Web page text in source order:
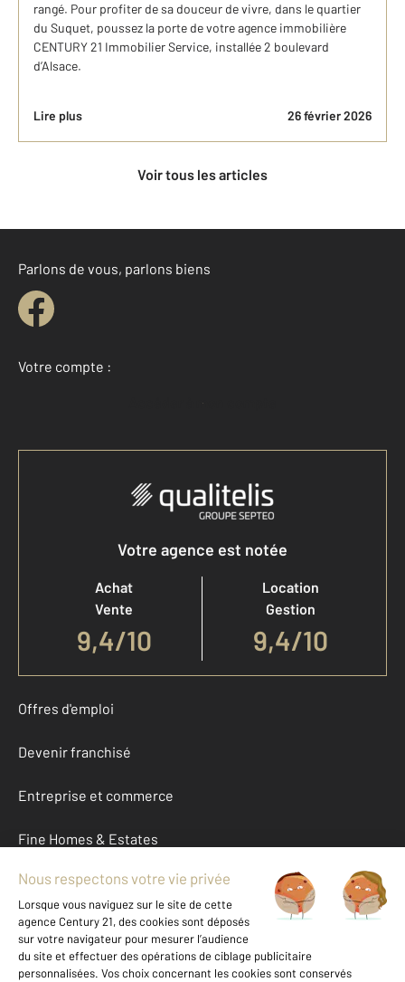
rangé. Pour profiter de sa douceur de vivre, dans le quartier
du Suquet, poussez la porte de votre agence immobilière
CENTURY 21 Immobilier Service, installée 2 boulevard
d’Alsace.
Lire plus 26 février 2026
Voir tous les articles
Parlons de vous, parlons biens
Votre compte :
Accéder à mon compte
Votre agence est notée
Achat
Vente
9,4/10
Location
Gestion
9,4/10
Offres d'emploi
Devenir franchisé
Entreprise et commerce
Fine Homes & Estates
À propos
International
Nous contacter